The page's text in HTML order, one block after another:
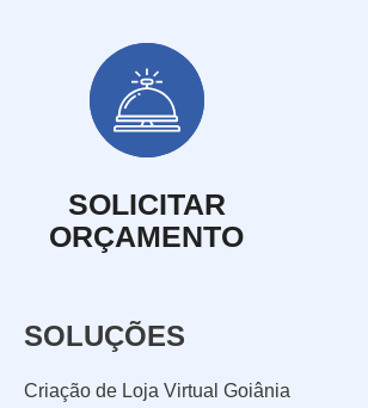
SOLICITAR
ORÇAMENTO
SOLUÇÕES
Criação de Loja Virtual Goiânia